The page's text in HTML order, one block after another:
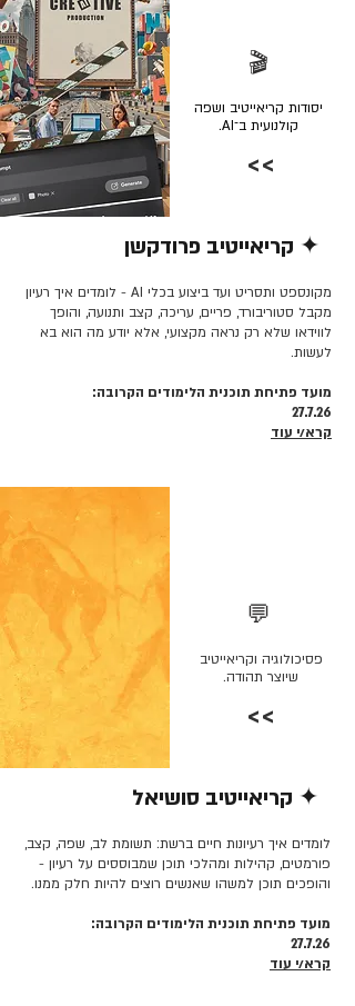
🎬
יסודות קריאייטיב ושפה
קולנועית ב־AI.
>>
✦ קריאייטיב פרודקשן
מקונספט ותסריט ועד ביצוע בכלי AI - לומדים איך רעיון
מקבל סטוריבורד, פריים, עריכה, קצב ותנועה, והופך
לווידאו שלא רק נראה מקצועי, אלא יודע מה הוא בא
לעשות.
מועד פתיחת תוכנית הלימודים הקרובה:
27.7.26
קרא/י עוד
💬
פסיכולוגיה וקריאייטיב
שיוצר תהודה.
>>
✦ קריאייטיב סושיאל
לומדים איך רעיונות חיים ברשת: תשומת לב, שפה, קצב,
פורמטים, קהילות ומהלכי תוכן שמבוססים על רעיון -
והופכים תוכן למשהו שאנשים רוצים להיות חלק ממנו.
מועד פתיחת תוכנית הלימודים הקרובה:
27.7.26
קרא/י עוד